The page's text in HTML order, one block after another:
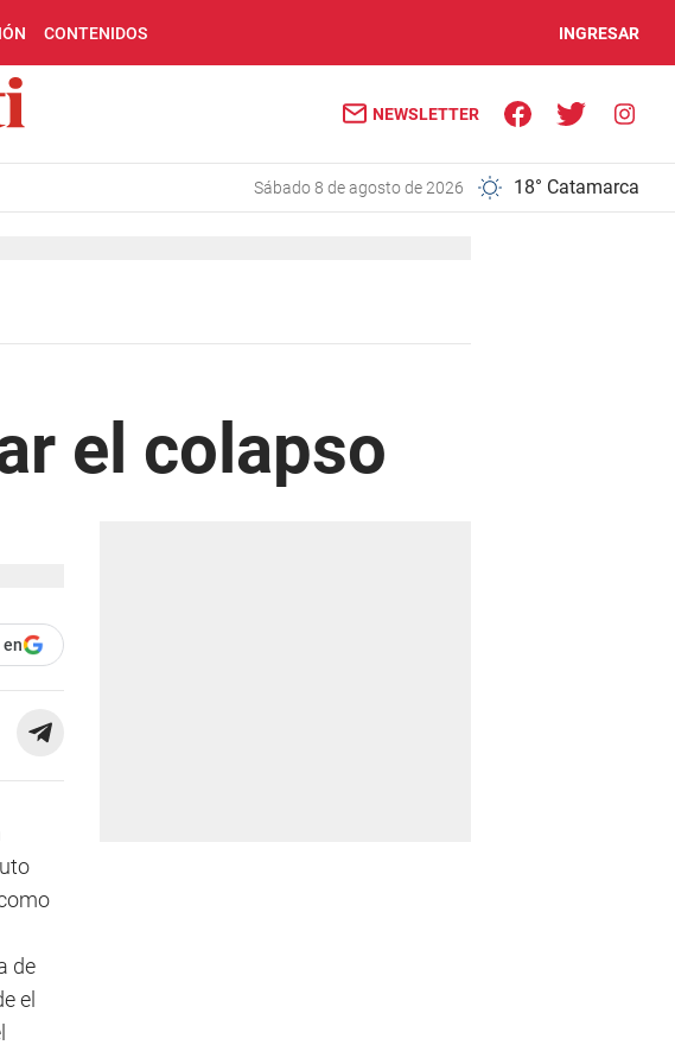
CONTENIDOS INGRESAR
NEWSLETTER
sábado 8 de agosto de 2026 18° Catamarca
el colapso
de
el